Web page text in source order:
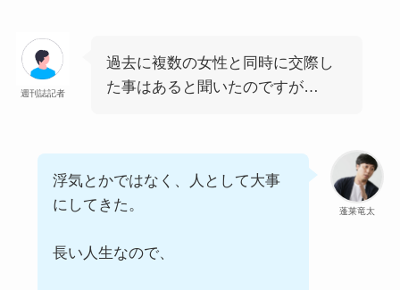
週刊誌記者
過去に複数の女性と同時に交際し
た事はあると聞いたのですが…
蓬莱竜太
浮気とかではなく、人として大事
にしてきた。
長い人生なので、